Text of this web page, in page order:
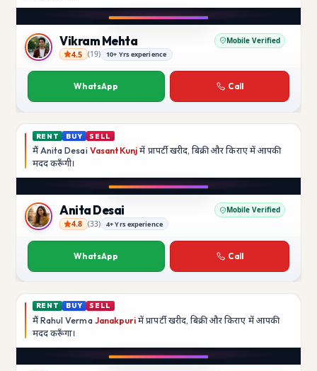
Vikram Mehta
Vikram Mehta Mobile Verified
4.5 (19) 10+ Yrs experience
WhatsApp Call
RENT BUY SELL
मैं Anita Desai Vasant Kunj में प्रापर्टी खरीद, बिक्री और किराए में आपकी
मददकरूँगी।
Anita Desai
Anita Desai Mobile Verified
4.8 (33) 4+ Yrs experience
WhatsApp Call
RENT BUY SELL
मैं Rahul Verma Janakpuri में प्रापर्टी खरीद, बिक्री और किराए में आपकी
मददकरूँगा।